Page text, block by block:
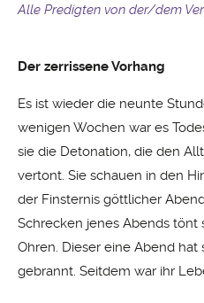
Alle Predigten von der/dem
Der zerrissene Vorhang
Es ist wieder die neunte
wenigen Wochen war es
sie die Detonation, die den
vertont. Sie schauen in den
der Finsternis göttlicher
Schrecken jenes Abends tönt
Ohren. Dieser eine Abend hat
gebrannt. Seitdem war ihr